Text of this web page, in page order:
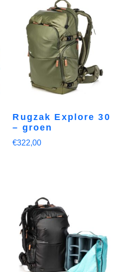
Rugzak Explore 30
– groen
€322,00